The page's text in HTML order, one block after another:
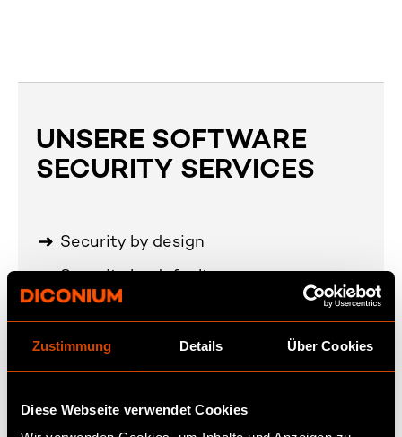
Zustimmung Details Über Cookies
Diese Webseite verwendet Cookies
UNSERE SOFTWARE
SECURITY SERVICES
Security by design
Security by default